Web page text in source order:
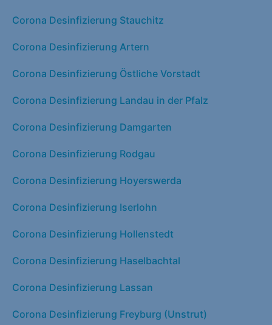
Corona Desinfizierung Stauchitz
Corona Desinfizierung Artern
Corona Desinfizierung Östliche Vorstadt
Corona Desinfizierung Landau in der Pfalz
Corona Desinfizierung Damgarten
Corona Desinfizierung Rodgau
Corona Desinfizierung Hoyerswerda
Corona Desinfizierung Iserlohn
Corona Desinfizierung Hollenstedt
Corona Desinfizierung Haselbachtal
Corona Desinfizierung Lassan
Corona Desinfizierung Freyburg (Unstrut)